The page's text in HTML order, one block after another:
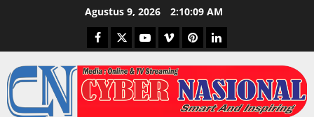
Agustus 9, 2026 2:10:10 AM
Facebook
TwitterYoutubeVimeoPinterestLinkedIn